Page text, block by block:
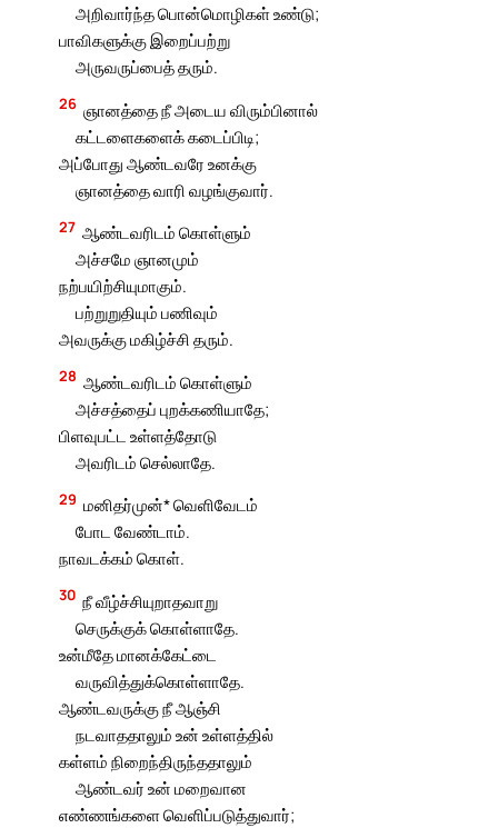
அறிவார்ந்த பொன்மொழிகள் உண்டு;
பாவிகளுக்கு இறைப்பற்று
அருவருப்பைத் தரும்.
26 ஞானத்தை நீ அடைய விரும்பினால்
கட்டளைகளைக் கடைப்பிடி;
அப்போது ஆண்டவரே உனக்கு
ஞானத்தை வாரி வழங்குவார்.
27 ஆண்டவரிடம் கொள்ளும்
அச்சமே ஞானமும்
நற்பயிற்சியுமாகும்.
பற்றுறுதியும் பணிவும்
அவருக்கு மகிழ்ச்சி தரும்.
28 ஆண்டவரிடம் கொள்ளும்
அச்சத்தைப் புறக்கணியாதே;
பிளவுபட்ட உள்ளத்தோடு
அவரிடம் செல்லாதே.
29 மனிதர்முன்* வெளிவேடம்
போட வேண்டாம்.
நாவடக்கம் கொள்.
30 நீ வீழ்ச்சியுறாதவாறு
செருக்குக் கொள்ளாதே.
உன்மீதே மானக்கேட்டை
வருவித்துக்கொள்ளாதே.
ஆண்டவருக்கு நீ ஆஞ்சி
நடவாததாலும் உன் உள்ளத்தில்
கள்ளம் நிறைந்திருந்ததாலும்
ஆண்டவர் உன் மறைவான
எண்ணங்களை வெளிப்படுத்துவார்;